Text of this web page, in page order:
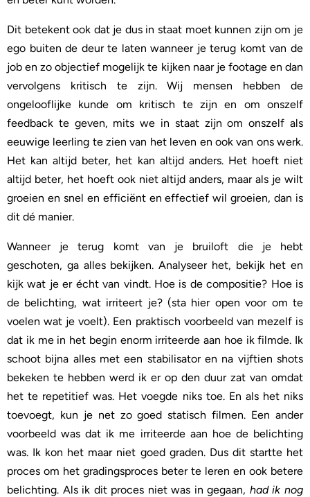
Dit betekent ook dat je dus in staat moet kunnen zijn om je
ego buiten de deur te laten wanneer je terug komt van de
job en zo objectief mogelijk te kijken naar je footage en dan
vervolgens kritisch te zijn. Wij mensen hebben de
ongelooflijke kunde om kritisch te zijn en om onszelf
feedback te geven, mits we in staat zijn om onszelf als
eeuwige leerling te zien van het leven en ook van ons werk.
Het kan altijd beter, het kan altijd anders. Het hoeft niet
altijd beter, het hoeft ook niet altijd anders, maar als je wilt
groeien en snel en efficiënt en effectief wil groeien, dan is
dit dé manier.
Wanneer je terug komt van je bruiloft die je hebt
geschoten, ga alles bekijken. Analyseer het, bekijk het en
kijk wat je er écht van vindt. Hoe is de compositie? Hoe is
de belichting, wat irriteert je? (sta hier open voor om te
voelen wat je voelt). Een praktisch voorbeeld van mezelf is
dat ik me in het begin enorm irriteerde aan hoe ik filmde. Ik
schoot bijna alles met een stabilisator en na vijftien shots
bekeken te hebben werd ik er op den duur zat van omdat
het te repetitief was. Het voegde niks toe. En als het niks
toevoegt, kun je net zo goed statisch filmen. Een ander
voorbeeld was dat ik me irriteerde aan hoe de belichting
was. Ik kon het maar niet goed graden. Dus dit startte het
proces om het gradingsproces beter te leren en ook betere
belichting. Als ik dit proces niet was in gegaan, had ik nog